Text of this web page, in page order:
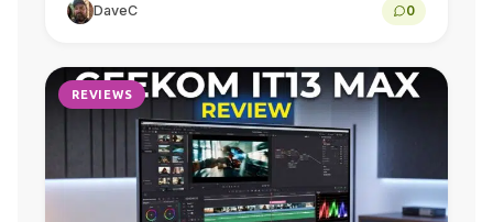
DaveC 0
REVIEWS